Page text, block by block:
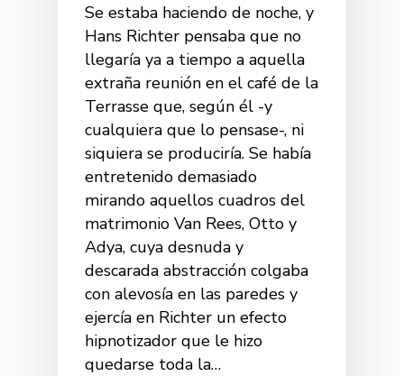
Se estaba haciendo de noche, y
Hans Richter pensaba que no
llegaría ya a tiempo a aquella
extraña reunión en el café de la
Terrasse que, según él -y
cualquiera que lo pensase-, ni
siquiera se produciría. Se había
entretenido demasiado
mirando aquellos cuadros del
matrimonio Van Rees, Otto y
Adya, cuya desnuda y
descarada abstracción colgaba
con alevosía en las paredes y
ejercía en Richter un efecto
hipnotizador que le hizo
quedarse toda la…